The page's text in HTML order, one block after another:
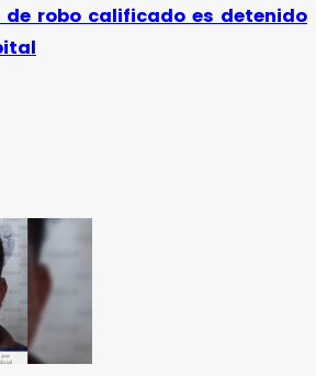
de robo calificado es detenido